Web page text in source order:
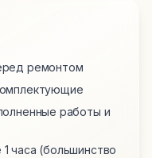
ремонтом
работы и
часа (большинство